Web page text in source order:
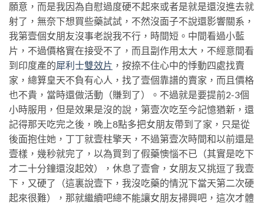
願意，而是我因為自慰過度硬不起來或者是就是還沒進去就
射了，無奈下想買些藥試試，不然沒面子不說還影響關系，
我第壹個女朋友沒事老說我不行，時間短。中間看過小藍
片，不過價格實在接受不了，而且副作用太大，不經意間看
到印度產的犀利士雙效片 ，按捺不住心中的悸動四處找賣
家，總算皇天不負有心人，找了壹個靠譜的賣家，而且價格
也不貴，當時還做活動（賺到了）。不過就是要提前2-3個
小時服用，但是效果是沒的說，第壹次吃至今記憶猶新，還
記得那天吃完之後，晚上8點多把女朋友帶到了家，只是從
後面抱住她，丁丁就壹柱擎天，不過第壹次時間和以前還是
壹樣，幾秒就完了，以為買到了假藥懊惱不已（其實是吃下
才二十分鐘還沒起效），休息了壹會，女朋友又挑逗了我壹
下，又硬了（這裏說壹下，我沒吃藥的情況下當天第二次硬
起來很難），那就繼續吧總不能讓女朋友掃興吧，這次才體